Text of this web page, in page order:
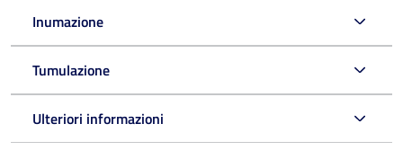
Inumazione
Tumulazione
Ulteriori informazioni